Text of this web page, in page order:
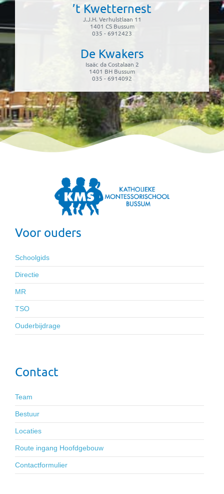
’t Kwetternest
J.J.H. Verhulstlaan 11
1401 CS Bussum
035 - 6912423
De Kwakers
Isaäc da Costalaan 2
1401 BH Bussum
035 - 6914092
Voor ouders
Schoolgids
Directie
MR
TSO
Ouderbijdrage
Contact
Team
Bestuur
Locaties
Route ingang Hoofdgebouw
Contactformulier